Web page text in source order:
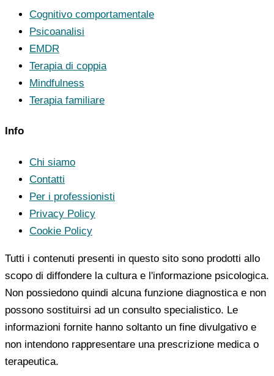
Cognitivo comportamentale
Psicoanalisi
EMDR
Terapia di coppia
Mindfulness
Terapia familiare
Info
Chi siamo
Contatti
Per i professionisti
Privacy Policy
Cookie Policy
Tutti i contenuti presenti in questo sito sono prodotti allo
scopo di diffondere la cultura e l'informazione psicologica.
Non possiedono quindi alcuna funzione diagnostica e non
possono sostituirsi ad un consulto specialistico. Le
informazioni fornite hanno soltanto un fine divulgativo e
non intendono rappresentare una prescrizione medica o
terapeutica.